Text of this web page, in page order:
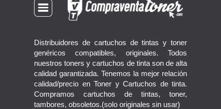
Distribuidores de cartuchos de tintas y toner
genéricos compatibles, originales. Todos
nuestros toners y cartuchos de tinta son de alta
calidad garantizada. Tenemos la mejor relación
calidad/precio en Toner y Cartuchos de tinta.
Compramos cartuchos de tintas, toner,
tambores, obsoletos.(solo originales sin usar)